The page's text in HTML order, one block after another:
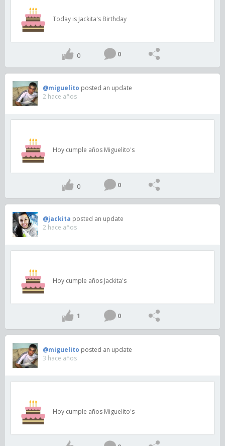
Today is Jackita's Birthday
0 0
@miguelito posted an update
2 hace años
Hoy cumple años Miguelito's
0 0
@jackita posted an update
2 hace años
Hoy cumple años Jackita's
1 0
@miguelito posted an update
3 hace años
Hoy cumple años Miguelito's